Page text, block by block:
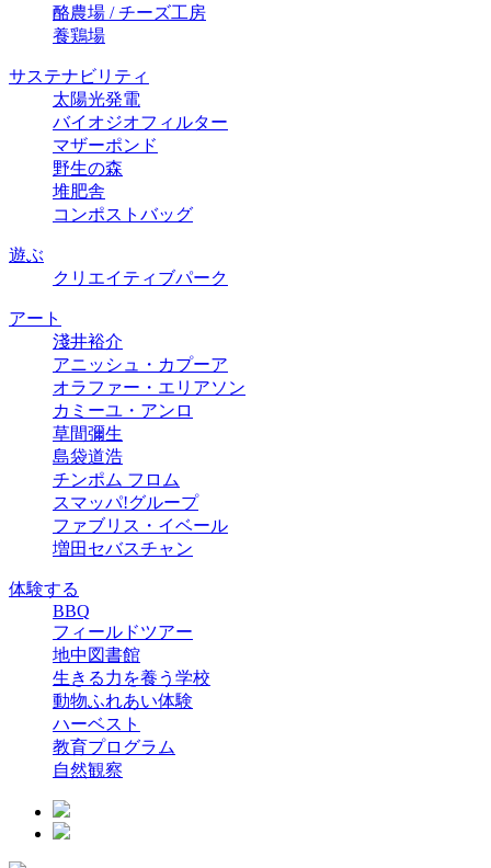
酪農場 / チーズ⼯房
養鶏場
サステナビリティ
太陽光発電
バイオジオフィルター
マザーポンド
野生の森
堆肥舎
コンポストバッグ
遊ぶ
クリエイティブパーク
アート
淺井裕介
アニッシュ・カプーア
オラファー・エリアソン
カミーユ・アンロ
草間彌生
島袋道浩
チンポム フロム
スマッパ!グループ
ファブリス・イベール
増田セバスチャン
体験する
BBQ
フィールドツアー
地中図書館
生きる力を養う学校
動物ふれあい体験
ハーベスト
教育プログラム
自然観察